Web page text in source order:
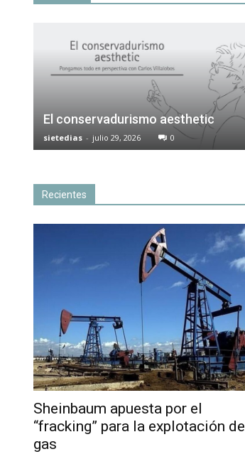
El conservadurismo aesthetic
sietedias - julio 29, 2026 0
Recientes
Sheinbaum apuesta por el
“fracking” para la explotación de
gas